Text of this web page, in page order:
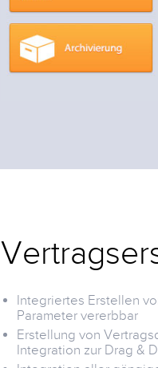
Integriertes Erstellen
Parameter vererbbar
Erstellung von
Integration zur Drag &